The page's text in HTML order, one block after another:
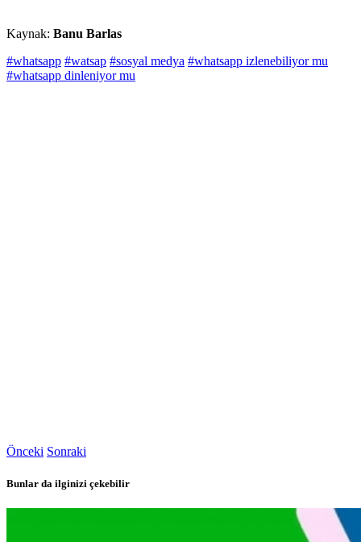
Kaynak: Banu Barlas
#whatsapp #watsap #sosyal medya #whatsapp izlenebiliyor mu
#whatsapp dinleniyor mu
Önceki Sonraki
Bunlar da ilginizi çekebilir